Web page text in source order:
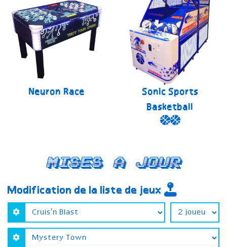
Neuron Race
Sonic Sports
Basketball
Mises a jour
Modification de la liste de jeux